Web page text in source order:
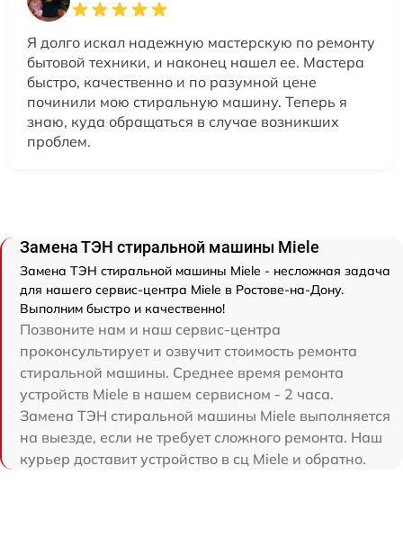
Я долго искал надежную мастерскую по ремонту
бытовой техники, и наконец нашел ее. Мастера
быстро, качественно и по разумной цене
починили мою стиральную машину. Теперь я
знаю, куда обращаться в случае возникших
проблем.
Замена ТЭН стиральной машины Miele
Замена ТЭН стиральной машины Miele - несложная задача
для нашего сервис-центра Miele в Ростове-на-Дону.
Выполним быстро и качественно!
Позвоните нам и наш сервис-центра
проконсультирует и озвучит стоимость ремонта
стиральной машины. Среднее время ремонта
устройств Miele в нашем сервисном - 2 часа.
Замена ТЭН стиральной машины Miele выполняется
на выезде, если не требует сложного ремонта. Наш
курьер доставит устройство в сц Miele и обратно.